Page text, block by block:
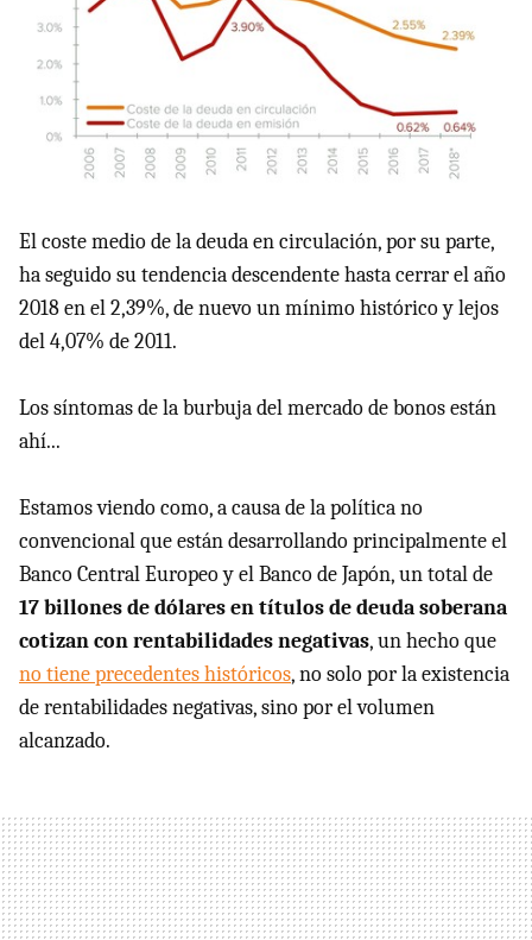
El coste medio de la deuda en circulación, por su parte,
ha seguido su tendencia descendente hasta cerrar el año
2018 en el 2,39%, de nuevo un mínimo histórico y lejos
del 4,07% de 2011.
Los síntomas de la burbuja del mercado de bonos están
ahí...
Estamos viendo como, a causa de la política no
convencional que están desarrollando principalmente el
Banco Central Europeo y el Banco de Japón, un total de
17 billones de dólares en títulos de deuda soberana
cotizan con rentabilidades negativas, un hecho que
no tiene precedentes históricos, no solo por la existencia
de rentabilidades negativas, sino por el volumen
alcanzado.